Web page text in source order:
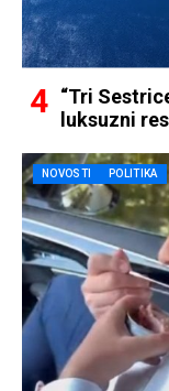
“Tri
luksuzni
NOVOSTI POLITIKA